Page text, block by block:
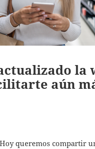
la
aún
queremos compartir